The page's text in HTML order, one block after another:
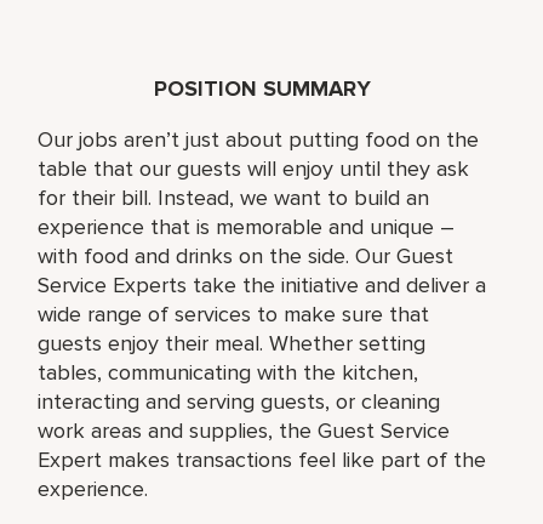
POSITION SUMMARY
Our jobs aren’t just about putting food on the
table that our guests will enjoy until they ask
for their bill. Instead, we want to build an
experience that is memorable and unique –
with food and drinks on the side. Our Guest
Service Experts take the initiative and deliver a
wide range of services to make sure that
guests enjoy their meal. Whether setting
tables, communicating with the kitchen,
interacting and serving guests, or cleaning
work areas and supplies, the Guest Service
Expert makes transactions feel like part of the
experience.